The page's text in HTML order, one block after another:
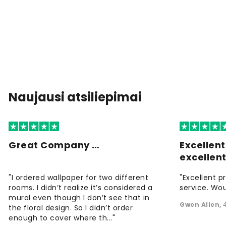
Naujausi atsiliepimai
Great Company …
"I ordered wallpaper for two different
rooms. I didn’t realize it’s considered a
mural even though I don’t see that in
the floral design. So I didn’t order
enough to cover where th..."
"Excellent
service.
Gwen Allen,